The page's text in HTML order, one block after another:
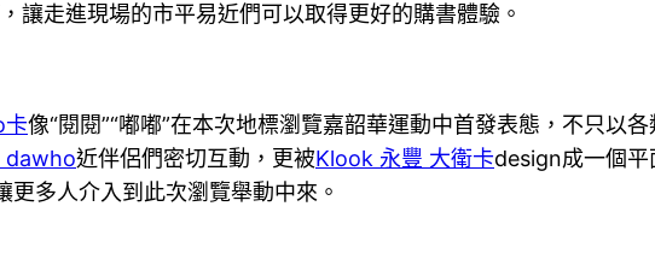
讓走進現場的市平易近們可以取得更好的購書體驗。
像“閱閱”“嘟嘟”在本次地標瀏覽嘉韶華運動中首發表態，不只以
dawho近伴侶們密切互動，更被Klook 永豐 大衛卡design成一個平
更多人介入到此次瀏覽舉動中來。